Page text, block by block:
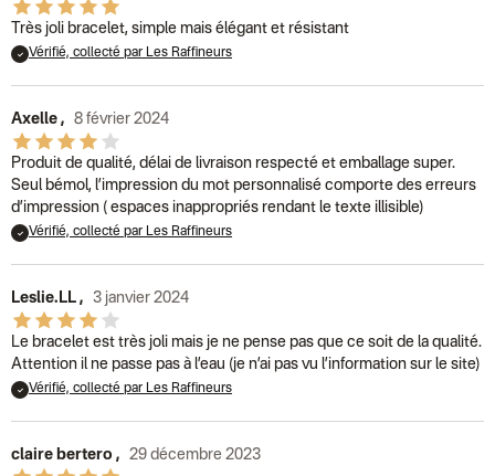
Très joli bracelet, simple mais élégant et résistant
Vérifié, collecté par Les Raffineurs
Axelle , 8 février 2024
Produit de qualité, délai de livraison respecté et emballage super.
Seul bémol, l’impression du mot personnalisé comporte des erreurs
d’impression ( espaces inappropriés rendant le texte illisible)
Vérifié, collecté par Les Raffineurs
Leslie.LL , 3 janvier 2024
Le bracelet est très joli mais je ne pense pas que ce soit de la qualité.
Attention il ne passe pas à l’eau (je n’ai pas vu l’information sur le site)
Vérifié, collecté par Les Raffineurs
claire bertero , 29 décembre 2023